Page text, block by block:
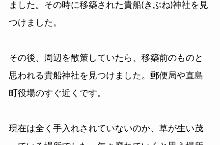
ました。その時に移築された貴船(きぶね)神社を見
つけました。
その後、周辺を散策していたら、移築前のものと
思われる貴船神社を見つけました。郵便局や直島
町役場のすぐ近くです。
現在は全く手入れされていないのか、草が生い茂